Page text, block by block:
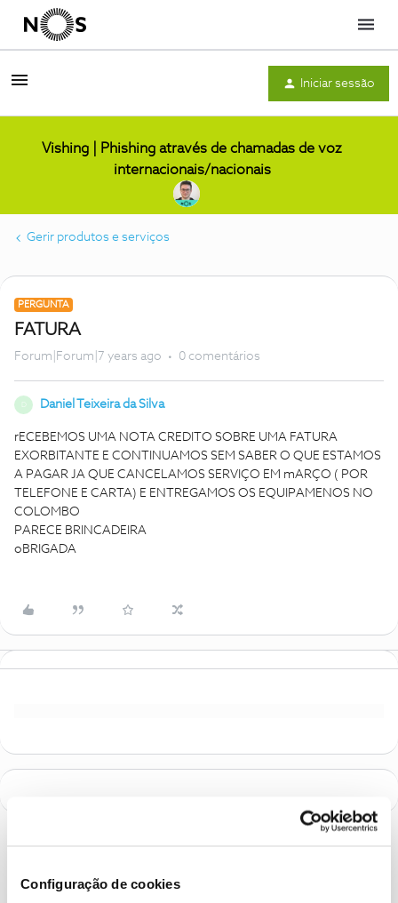
Configuração de cookies
Menu
Iniciar sessão
Vishing | Phishing através de chamadas de voz
internacionais/nacionais
Gerir produtos e serviços
PERGUNTA
FATURA
Forum|Forum|7 years ago 0 comentários
Daniel Teixeira da Silva
rECEBEMOS UMA NOTA CREDITO SOBRE UMA FATURA
EXORBITANTE E CONTINUAMOS SEM SABER O QUE ESTAMOS
A PAGAR JA QUE CANCELAMOS SERVIÇO EM mARÇO ( POR
TELEFONE E CARTA) E ENTREGAMOS OS EQUIPAMENOS NO
COLOMBO
PARECE BRINCADEIRA
oBRIGADA